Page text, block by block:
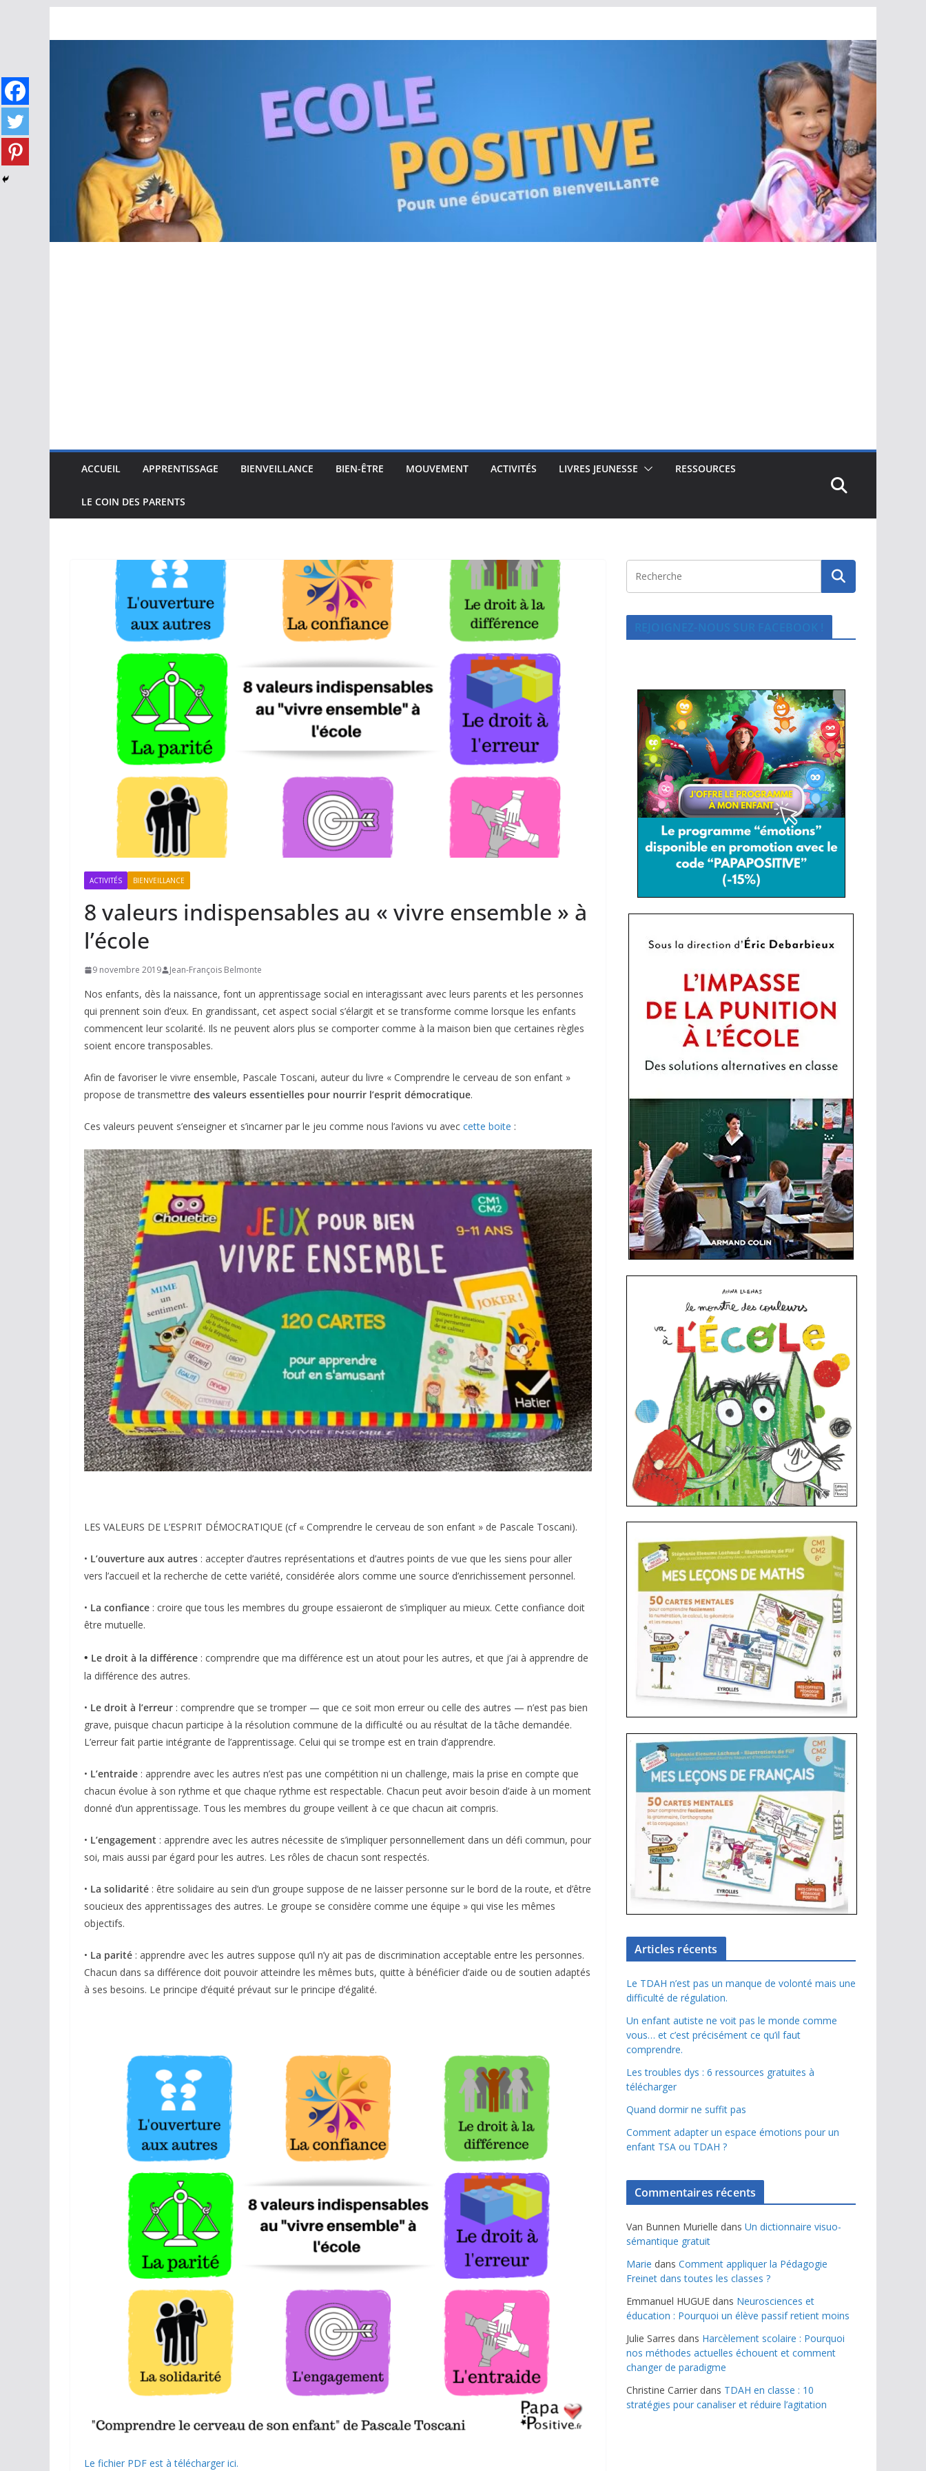
ACCUEIL APPRENTISSAGE BIENVEILLANCE BIEN-ÊTRE MOUVEMENT ACTIVITÉS LIVRES JEUNESSE RESSOURCES
LE COIN DES PARENTS
ACTIVITÉS BIENVEILLANCE
8 valeurs indispensables au « vivre ensemble » à
l’école
9 novembre 2019 Jean-François Belmonte
Nos enfants, dès la naissance, font un apprentissage social en interagissant avec leurs parents et les personnes
qui prennent soin d’eux. En grandissant, cet aspect social s’élargit et se transforme comme lorsque les enfants
commencent leur scolarité. Ils ne peuvent alors plus se comporter comme à la maison bien que certaines règles
soient encore transposables.
Afin de favoriser le vivre ensemble, Pascale Toscani, auteur du livre « Comprendre le cerveau de son enfant »
propose de transmettre des valeurs essentielles pour nourrir l’esprit démocratique.
Ces valeurs peuvent s’enseigner et s’incarner par le jeu comme nous l’avions vu avec cette boite :
LES VALEURS DE L’ESPRIT DÉMOCRATIQUE (cf « Comprendre le cerveau de son enfant » de Pascale Toscani).
• L’ouverture aux autres : accepter d’autres représentations et d’autres points de vue que les siens pour aller
vers l’accueil et la recherche de cette variété, considérée alors comme une source d’enrichissement personnel.
• La confiance : croire que tous les membres du groupe essaieront de s’impliquer au mieux. Cette confiance doit
être mutuelle.
• Le droit à la différence : comprendre que ma différence est un atout pour les autres, et que j’ai à apprendre de
la différence des autres.
• Le droit à l’erreur : comprendre que se tromper — que ce soit mon erreur ou celle des autres — n’est pas bien
grave, puisque chacun participe à la résolution commune de la difficulté ou au résultat de la tâche demandée.
L’erreur fait partie intégrante de l’apprentissage. Celui qui se trompe est en train d’apprendre.
• L’entraide : apprendre avec les autres n’est pas une compétition ni un challenge, mais la prise en compte que
chacun évolue à son rythme et que chaque rythme est respectable. Chacun peut avoir besoin d’aide à un moment
donné d’un apprentissage. Tous les membres du groupe veillent à ce que chacun ait compris.
• L’engagement : apprendre avec les autres nécessite de s’impliquer personnellement dans un défi commun, pour
soi, mais aussi par égard pour les autres. Les rôles de chacun sont respectés.
• La solidarité : être solidaire au sein d’un groupe suppose de ne laisser personne sur le bord de la route, et d’être
soucieux des apprentissages des autres. Le groupe se considère comme une équipe » qui vise les mêmes
objectifs.
• La parité : apprendre avec les autres suppose qu’il n’y ait pas de discrimination acceptable entre les personnes.
Chacun dans sa différence doit pouvoir atteindre les mêmes buts, quitte à bénéficier d’aide ou de soutien adaptés
à ses besoins. Le principe d’équité prévaut sur le principe d’égalité.
Le fichier PDF est à télécharger ici.
REJOIGNEZ-NOUS SUR FACEBOOK !
Articles récents
Le TDAH n’est pas un manque de volonté mais une
difficulté de régulation.
Un enfant autiste ne voit pas le monde comme
vous… et c’est précisément ce qu’il faut
comprendre.
Les troubles dys : 6 ressources gratuites à
télécharger
Quand dormir ne suffit pas
Comment adapter un espace émotions pour un
enfant TSA ou TDAH ?
Commentaires récents
Van Bunnen Murielle dans Un dictionnaire visuo-
sémantique gratuit
Marie dans Comment appliquer la Pédagogie
Freinet dans toutes les classes ?
Emmanuel HUGUE dans Neurosciences et
éducation : Pourquoi un élève passif retient moins
Julie Sarres dans Harcèlement scolaire : Pourquoi
nos méthodes actuelles échouent et comment
changer de paradigme
Christine Carrier dans TDAH en classe : 10
stratégies pour canaliser et réduire l’agitation